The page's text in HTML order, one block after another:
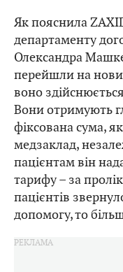
Як пояснила
департаменту
Олександра
перейшли на
воно
Вони отримують
фіксована сума,
медзаклад,
пацієнтам він
тарифу – за
пацієнтів
допомогу, то